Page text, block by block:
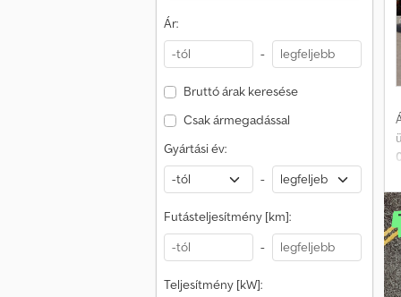
Ár:
-
Bruttó árak keresése
Csak ármegadással
Gyártási év:
-
Futásteljesítmény [km]:
-
Teljesítmény [kW]: